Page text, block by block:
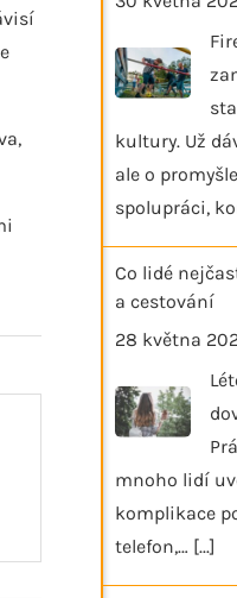
kultury. Už
ale o
spolupráci,
Co lidé
a cestování
28 května
mnoho lidí
komplikace
telefon,… [...]